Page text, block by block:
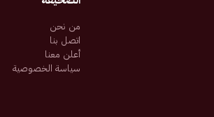
من نحن
اتصل بنا
أعلن معنا
سياسة الخصوصية